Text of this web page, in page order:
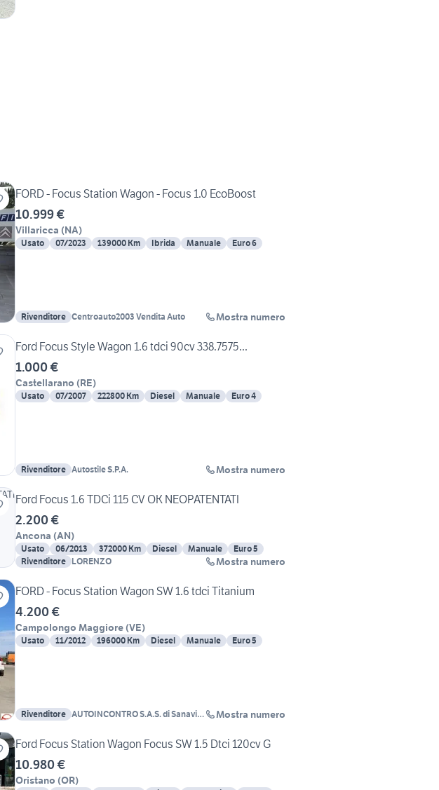
FORD - Focus Station Wagon - Focus 1.0 EcoBoost
10.999 €
Villaricca (NA)
Usato 07/2023 139000 Km Ibrida Manuale Euro 6
Rivenditore Centroauto2003 Vendita Auto Mostra numero
Ford Focus Style Wagon 1.6 tdci 90cv 338.7575...
1.000 €
Castellarano (RE)
Usato 07/2007 222800 Km Diesel Manuale Euro 4
Rivenditore Autostile S.P.A. Mostra numero
Ford Focus 1.6 TDCi 115 CV OK NEOPATENTATI
2.200 €
Ancona (AN)
Usato 06/2013 372000 Km Diesel Manuale
Euro 5
Rivenditore LORENZO Mostra numero
FORD - Focus Station Wagon SW 1.6 tdci Titanium
4.200 €
Campolongo Maggiore (VE)
Usato 11/2012 196000 Km Diesel Manuale Euro 5
Rivenditore AUTOINCONTRO S.A.S. di Sanavia
Mostra numero
Ford Focus Station Wagon Focus SW 1.5 Dtci 120cv G
10.980 €
Oristano (OR)